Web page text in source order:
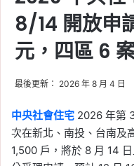
8/14 開放申
元，四區 6
最後更新： 2026 年 8 月 4 日
中央社會住宅 2026 年第
次在新北、南投、台南及
1,500 戶，將於 8 月 14